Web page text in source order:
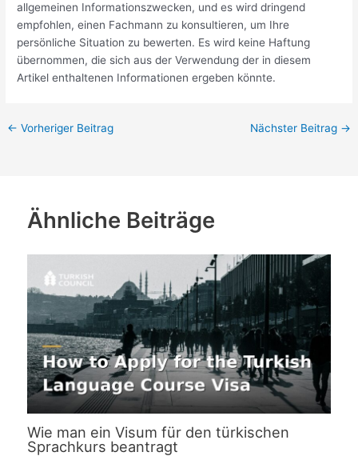
allgemeinen Informationszwecken, und es wird dringend
empfohlen, einen Fachmann zu konsultieren, um Ihre
persönliche Situation zu bewerten. Es wird keine Haftung
übernommen, die sich aus der Verwendung der in diesem
Artikel enthaltenen Informationen ergeben könnte.
← Vorheriger Beitrag Nächster Beitrag →
Ähnliche Beiträge
Wie man ein Visum für den türkischen
Sprachkurs beantragt